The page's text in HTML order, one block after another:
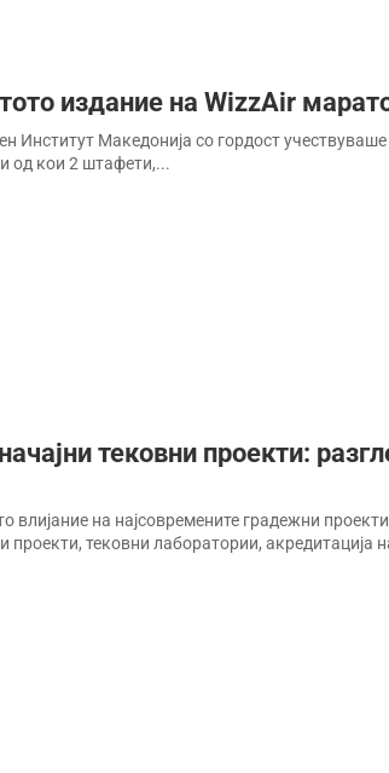
издание на WizzAir
Институт Македонија со гордост
од кои 2 штафети,...
тековни проекти:
влијание на најсовремените градежни
тековни лаборатории, акредитација